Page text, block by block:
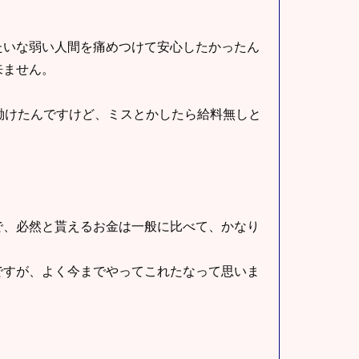
な弱い人間を痛めつけて安心したかったん
せん。
たんですけど、ミスとかしたら給料無しと
必然と貰えるお金は一般に比べて、かなり
が、よく今までやってこれたなって思いま